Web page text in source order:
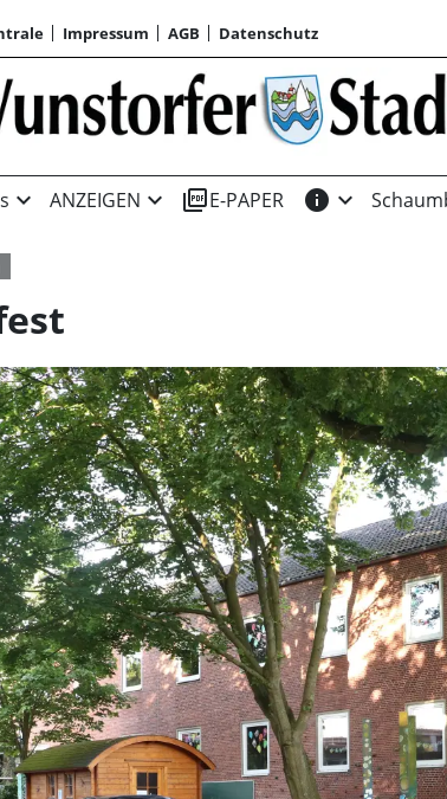
Impressum AGB Datenschutz
expand_more ANZEIGEN expand_more picture_as_pdfE-PAPER info expand_more